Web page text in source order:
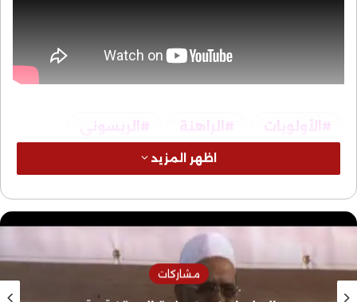
الأولويات الراهنة الريسوني
اظهر المزيد
مشاركات